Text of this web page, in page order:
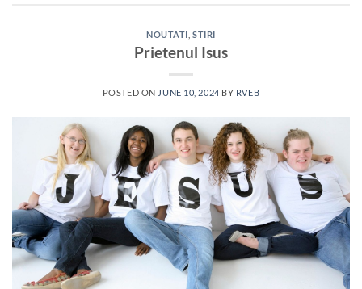
NOUTATI ,STIRI
Prietenul Isus
POSTED ON JUNE 10, 2024 BY RVEB